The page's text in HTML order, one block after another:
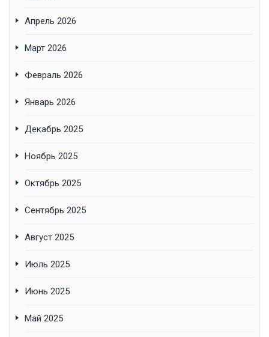
Апрель 2026
Март 2026
Февраль 2026
Январь 2026
Декабрь 2025
Ноябрь 2025
Октябрь 2025
Сентябрь 2025
Август 2025
Июль 2025
Июнь 2025
Май 2025